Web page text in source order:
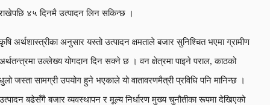
४५ दिनमै उत्पादन लिन सकिन्छ ।
अर्थशास्त्रीका अनुसार यस्तो उत्पादन क्षमताले बजार सुनिश्चित भएमा ग्रामीण
उल्लेख्य योगदान दिन सक्ने छ । वन क्षेत्रमा पाइने पराल, काठको
जस्ता सामग्री उपयोग हुने भएकाले यो वातावरणमैत्री प्रविधि पनि मानिन्छ ।
बढेसँगै बजार व्यवस्थापन र मूल्य निर्धारण मुख्य चुनौतीका रूपमा देखिएको